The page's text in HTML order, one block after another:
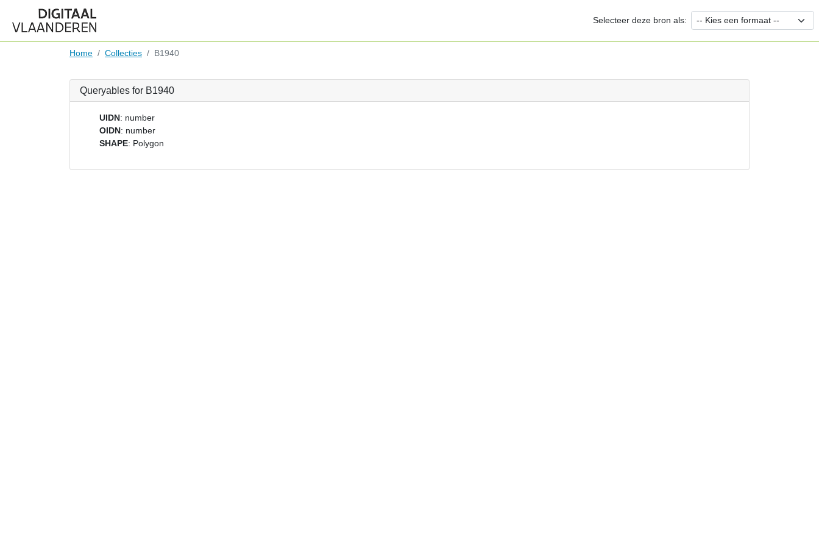
Selecteer deze bron als:
Home Collecties B1940
Queryables for B1940
UIDN: number
OIDN: number
SHAPE: Polygon